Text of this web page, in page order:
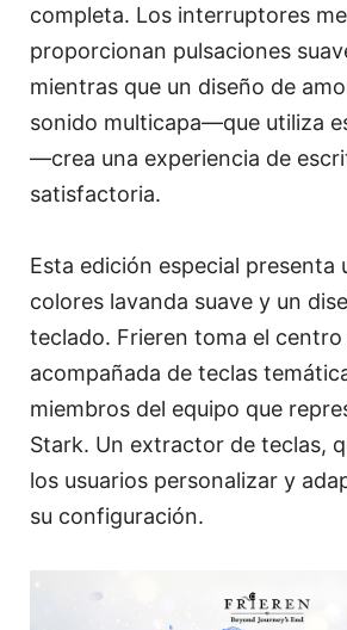
completa. Los interruptores
proporcionan pulsaciones
mientras que un diseño de
sonido multicapa—que utiliza
—crea una experiencia de
satisfactoria.
Esta edición especial presenta
colores lavanda suave y un
teclado. Frieren toma el centro
acompañada de teclas
miembros del equipo que
Stark. Un extractor de teclas,
los usuarios personalizar y
su configuración.